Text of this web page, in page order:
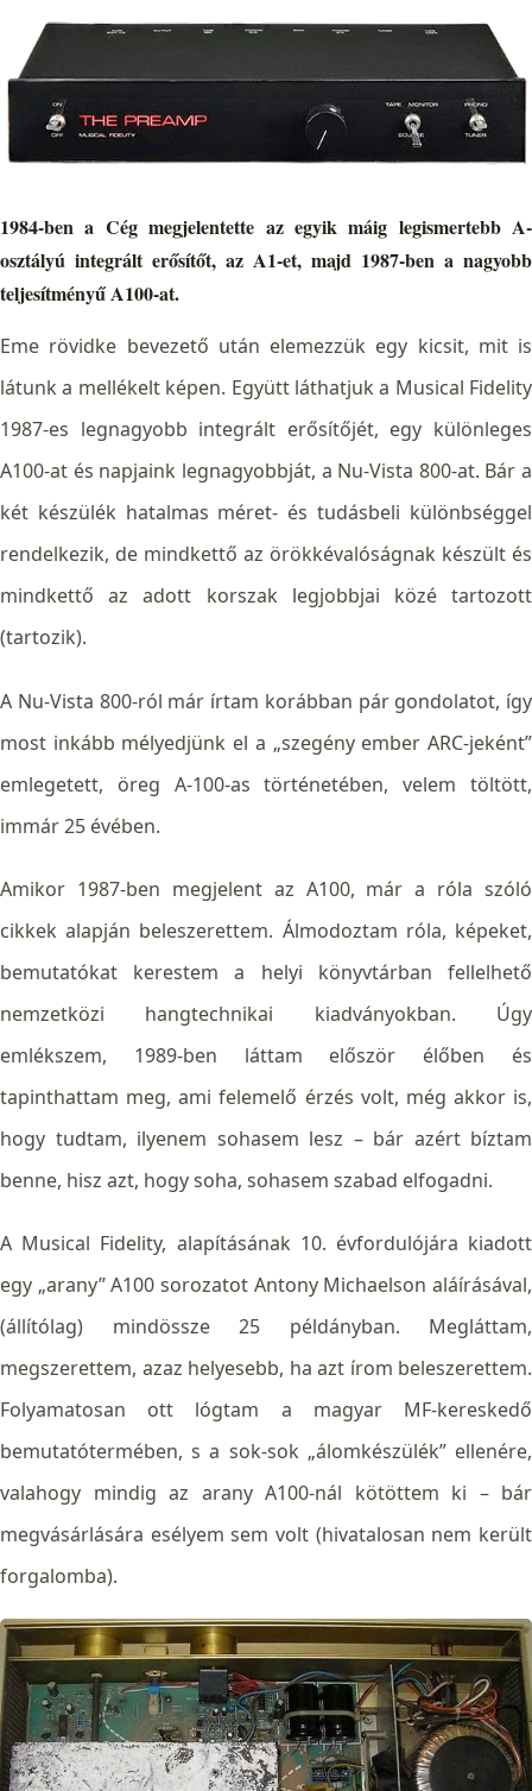
1984-ben a Cég megjelentette az egyik máig legismertebb A-
osztályú integrált erősítőt, az A1-et, majd 1987-ben a nagyobb
teljesítményű A100-at.
Eme rövidke bevezető után elemezzük egy kicsit, mit is
látunk a mellékelt képen. Együtt láthatjuk a Musical Fidelity
1987-es legnagyobb integrált erősítőjét, egy különleges
A100-at és napjaink legnagyobbját, a Nu-Vista 800-at. Bár a
két készülék hatalmas méret- és tudásbeli különbséggel
rendelkezik, de mindkettő az örökkévalóságnak készült és
mindkettő az adott korszak legjobbjai közé tartozott
(tartozik).
A Nu-Vista 800-ról már írtam korábban pár gondolatot, így
most inkább mélyedjünk el a „szegény ember ARC-jeként”
emlegetett, öreg A-100-as történetében, velem töltött,
immár 25 évében.
Amikor 1987-ben megjelent az A100, már a róla szóló
cikkek alapján beleszerettem. Álmodoztam róla, képeket,
bemutatókat kerestem a helyi könyvtárban fellelhető
nemzetközi hangtechnikai kiadványokban. Úgy
emlékszem, 1989-ben láttam először élőben és
tapinthattam meg, ami felemelő érzés volt, még akkor is,
hogy tudtam, ilyenem sohasem lesz – bár azért bíztam
benne, hisz azt, hogy soha, sohasem szabad elfogadni.
A Musical Fidelity, alapításának 10. évfordulójára kiadott
egy „arany” A100 sorozatot Antony Michaelson aláírásával,
(állítólag) mindössze 25 példányban. Megláttam,
megszerettem, azaz helyesebb, ha azt írom beleszerettem.
Folyamatosan ott lógtam a magyar MF-kereskedő
bemutatótermében, s a sok-sok „álomkészülék” ellenére,
valahogy mindig az arany A100-nál kötöttem ki – bár
megvásárlására esélyem sem volt (hivatalosan nem került
forgalomba).